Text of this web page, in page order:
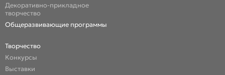
Декоративно-прикладное
творчество
Общеразвивающие программы
Творчество
Конкурсы
Выставки